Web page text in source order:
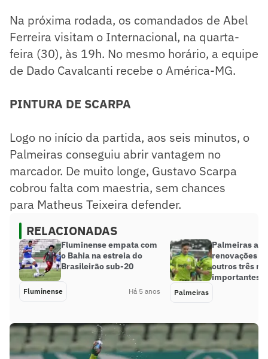
Na próxima rodada, os comandados de Abel
Ferreira visitam o Internacional, na quarta-
feira (30), às 19h. No mesmo horário, a equipe
de Dado Cavalcanti recebe o América-MG.
PINTURA DE SCARPA
Logo no início da partida, aos seis minutos, o
Palmeiras conseguiu abrir vantagem no
marcador. De muito longe, Gustavo Scarpa
cobrou falta com maestria, sem chances
para Matheus Teixeira defender.
RELACIONADAS
Fluminense empata com
o Bahia na estreia do
Brasileirão sub-20
Fluminense Há 5 anos
Palmeiras
renovações
outros três
importantes
Palmeiras